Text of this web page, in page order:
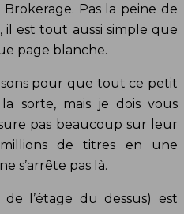
Pas la peine de
est tout aussi simple que
page blanche.
pour que tout ce petit
sorte, mais je dois vous
pas beaucoup sur leur
de titres en une
s’arrête pas là.
l’étage du dessus) est